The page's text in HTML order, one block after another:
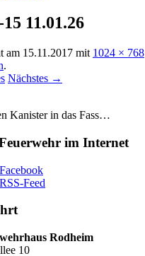
11.01.26
am 15.11.2017 mit 1024 × 768
.
Nächstes →
Kanister in das Fass…
im Internet
Facebook
RSS-Feed
Rodheim
10